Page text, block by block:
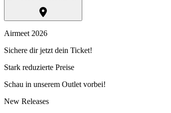
Airmeet 2026
Sichere dir jetzt dein Ticket!
Stark reduzierte Preise
Schau in unserem Outlet vorbei!
New Releases